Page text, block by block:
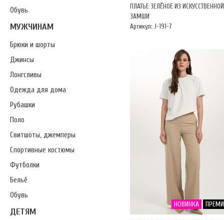
Обувь
МУЖЧИНАМ
Брюки и шорты
Джинсы
Лонгсливы
Одежда для дома
Рубашки
Поло
Свитшоты, джемперы
Спортивные костюмы
Футболки
Бельё
Обувь
ДЕТЯМ
ПЛАТЬЕ ЗЕЛЁНОЕ ИЗ ИСКУССТВЕННОЙ
ЗАМШИ
Артикул: J-191-7
НОВИНКА